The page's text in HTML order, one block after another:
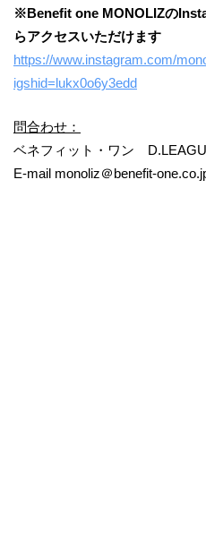
※Benefit one MONOLIZの
らアクセスいただけます
https://www.instagram.com/
igshid=lukx0o6y3edd
問合わせ：
ベネフィット・ワン
E-mail monoliz＠benefit-